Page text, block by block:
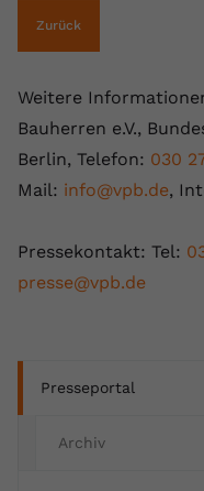
Presseportal
Archiv
Zurück
Weitere
Bauherren e.V.,
Berlin, Telefon: 030
Mail: info@vpb.de,
Pressekontakt: Tel:
presse@vpb.de